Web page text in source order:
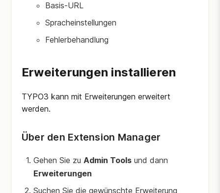
Basis-URL
Spracheinstellungen
Fehlerbehandlung
Erweiterungen installieren
TYPO3 kann mit Erweiterungen erweitert
werden.
Über den Extension Manager
Gehen Sie zu Admin Tools und dann
Erweiterungen
Suchen Sie die gewünschte Erweiterung